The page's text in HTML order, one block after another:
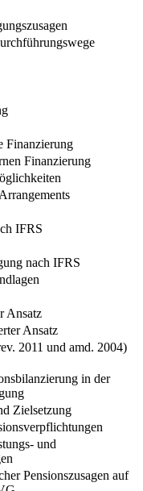
Finanzierung
Finanzierung
IFRS
nach IFRS
Ansatz
Ansatz
2011 und amd. 2004)
in der
Zielsetzung
und
Pensionszusagen auf